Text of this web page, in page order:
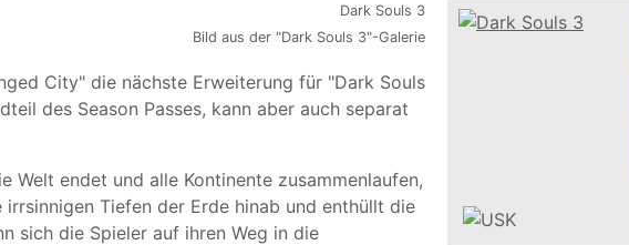
Bild aus der "Dark Souls 3"-Galerie
City" die nächste Erweiterung für "Dark Souls
des Season Passes, kann aber auch separat
Welt endet und alle Kontinente zusammenlaufen,
Tiefen der Erde hinab und enthüllt die
sich die Spieler auf ihren Weg in die